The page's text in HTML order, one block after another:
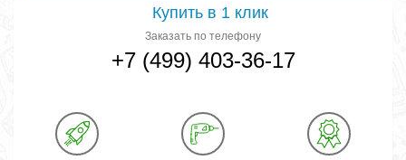
Купить в 1 клик
Заказать по телефону
+7 (499) 403-36-17